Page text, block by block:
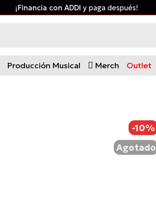
¡Financia con ADDI y paga después!
Producción Musical Merch Outlet
-10%
Agotado